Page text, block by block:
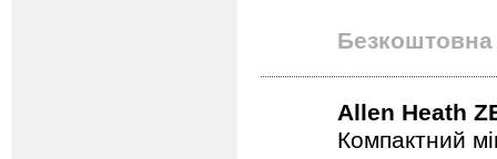
Безкоштовна
Allen Heath
Компактний